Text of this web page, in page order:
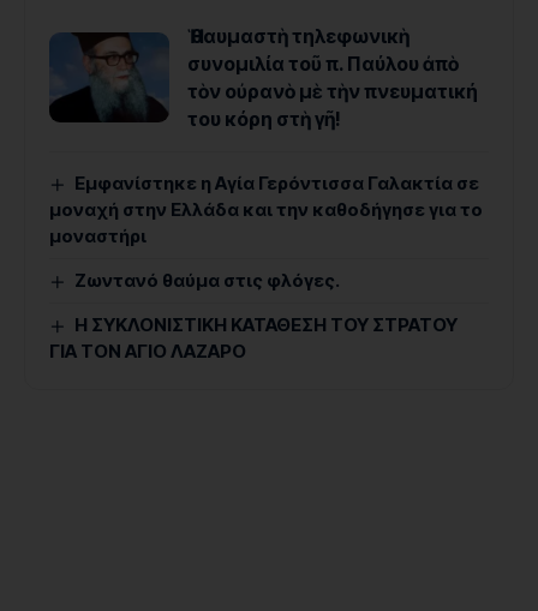
Ἡ θαυμαστὴ τηλεφωνικὴ
συνομιλία τοῦ π. Παύλου ἀπὸ
τὸν οὐρανὸ μὲ τὴν πνευματική
του κόρη στὴ γῆ!
Εμφανίστηκε η Αγία Γερόντισσα Γαλακτία σε
μοναχή στην Ελλάδα και την καθοδήγησε για το
μοναστήρι
Ζωντανό θαύμα στις φλόγες.
Η ΣΥΚΛΟΝΙΣΤΙΚΗ ΚΑΤΑΘΕΣΗ ΤΟΥ ΣΤΡΑΤΟΥ
ΓΙΑ ΤΟΝ ΑΓΙΟ ΛΑΖΑΡΟ